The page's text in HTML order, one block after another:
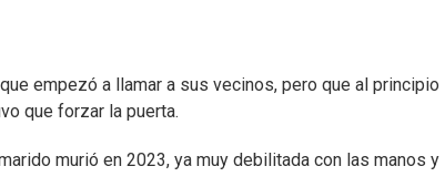
empezó a llamar a sus vecinos, pero que al principio
que forzar la puerta.
murió en 2023, ya muy debilitada con las manos y